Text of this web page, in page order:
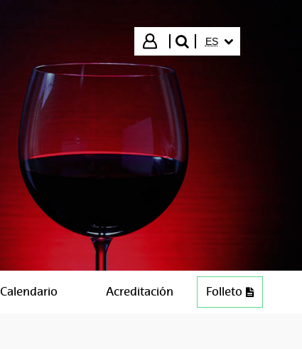
Iniciar sesión
buscar"
ES
Calendario Acreditación Folleto